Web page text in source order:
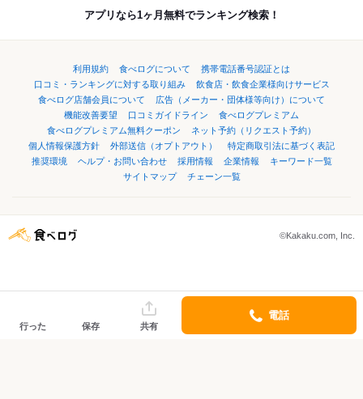
アプリなら1ヶ月無料でランキング検索！
利用規約 食べログについて
携帯電話番号認証とは
口コミ・ランキングに対する取り組み
飲食店・飲食企業様向けサービス
食べログ店舗会員について
広告（メーカー・団体様等向け）について
機能改善要望
口コミガイドライン
食べログプレミアム
食べログプレミアム無料クーポン
ネット予約（リクエスト予約）
個人情報保護方針
外部送信（オプトアウト）
特定商取引法に基づく表記
推奨環境
ヘルプ・お問い合わせ 採用情報 企業情報
キーワード一覧
サイトマップ
チェーン一覧
©Kakaku.com, Inc.
行った 保存 共有
電話